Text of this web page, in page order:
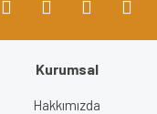
Kurumsal
Hakkımızda